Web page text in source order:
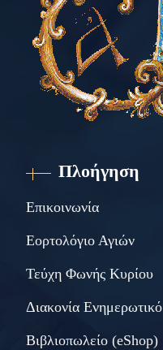
Πλοήγηση
Επικοινωνία
Εορτολόγιο Αγιών
Τεύχη Φωνής Κυρίου
Διακονία Ενημερωτικό
Βιβλιοπωλείο (eShop)